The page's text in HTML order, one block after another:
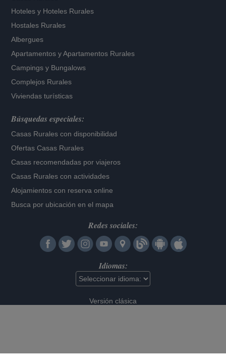
Hoteles y Hoteles Rurales
Hostales Rurales
Albergues
Apartamentos yApartamentos Rurales
Campings y Bungalows
Complejos Rurales
Viviendas turísticas
Búsquedas especiales:
Casas Rurales con disponibilidad
Ofertas Casas Rurales
Casas recomendadas por viajeros
Casas Rurales con actividades
Alojamientos con reserva online
Busca por ubicación en el mapa
Redes sociales:
Idiomas:
Versión clásica